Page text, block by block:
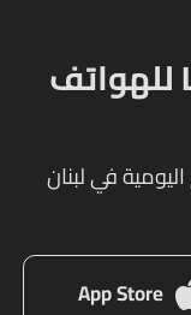
حمل الآن تطبيق LBCI للهواتف
في لبنان
App Store